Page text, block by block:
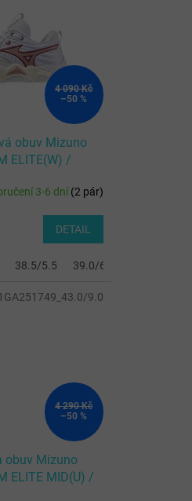
42.0/8.0 42.5/8.5
4 090 Kč
–50 %
obuv Mizuno
ELITE(W) /
3-6 dní(2 pár)
DETAIL
38.5/5.5 39.0/6.0
4 290 Kč
–50 %
obuv Mizuno
ELITE MID(U) /
9.0